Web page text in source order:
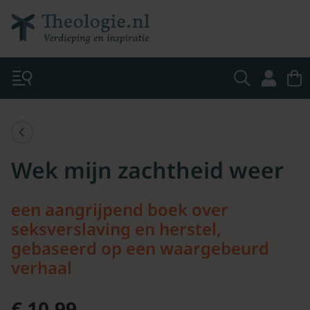
Wek mijn zachtheid weer
een aangrijpend boek over
seksverslaving en herstel,
gebaseerd op een waargebeurd
verhaal